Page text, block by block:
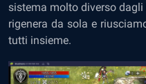
sistema molto diverso dagli
rigenera da sola e
tutti insieme.